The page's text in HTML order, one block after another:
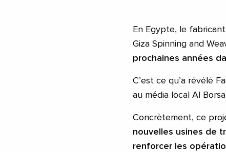
En Egypte, le
Giza Spinning and
prochaines années
C’est ce qu’a révélé
au média local Al
Concrètement, ce
nouvelles usines de
renforcer les